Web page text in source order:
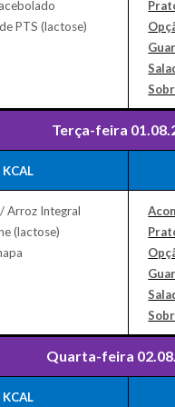
PTS (lactose)
Terça-feira
KCAL
Arroz Integral
(lactose)
Quarta-feira
KCAL